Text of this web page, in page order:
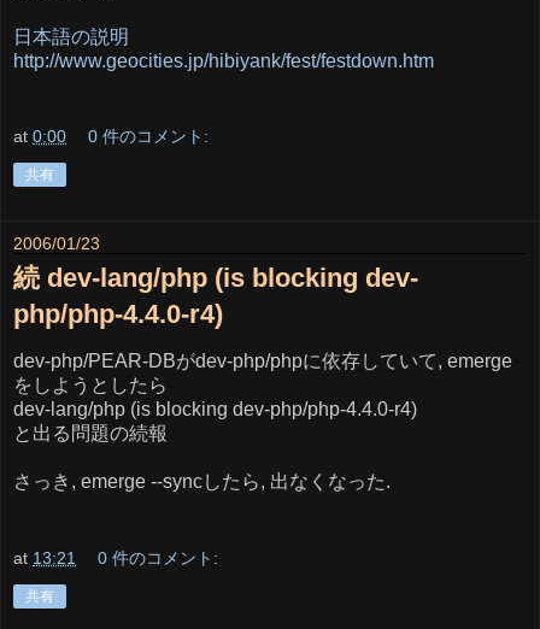
日本語の説明
http://www.geocities.jp/hibiyank/fest/festdown.htm
at 0:00 0 件のコメント:
共有
2006/01/23
続 dev-lang/php (is blocking dev-
php/php-4.4.0-r4)
dev-php/PEAR-DBがdev-php/phpに依存していて, emerge
をしようとしたら
dev-lang/php (is blocking dev-php/php-4.4.0-r4)
と出る問題の続報
さっき, emerge --syncしたら, 出なくなった.
at 13:21 0 件のコメント:
共有